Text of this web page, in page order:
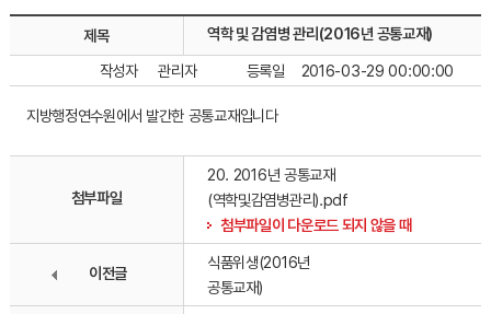
제목
역학 및 감염병 관리(2016년 공통교재)
등록일
2016-03-29 00:00:00
작성자 관리자
지방행정연수원에서 발간한 공통교재입니다
첨부파일
20. 2016년 공통교재
(역학및감염병관리).pdf
첨부파일이 다운로드 되지 않을 때
이전글
식품위생(2016년
공통교재)